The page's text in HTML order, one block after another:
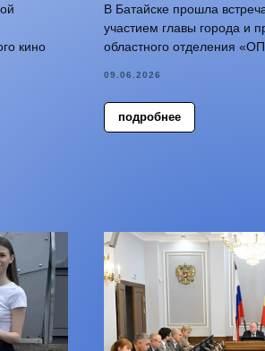
кино
В Батайске прошла
участием главы города и
областного отделения
09.06.2026
подробнее